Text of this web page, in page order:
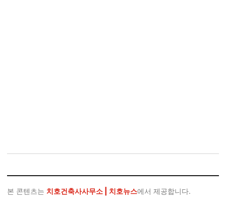
본 콘텐츠는 치호건축사사무소 | 치호뉴스에서 제공합니다.